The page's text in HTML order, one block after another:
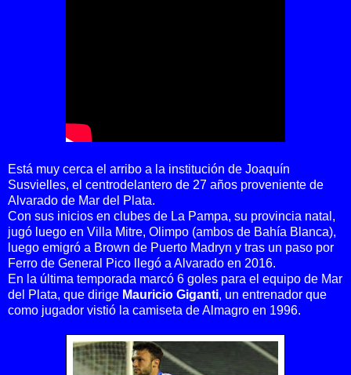
Está muy cerca el arribo a la institución de Joaquín
Susvielles, el centrodelantero de 27 años proveniente de
Alvarado de Mar del Plata.
Con sus inicios en clubes de La Pampa, su provincia natal,
jugó luego en Villa Mitre, Olimpo (ambos de Bahía Blanca),
luego emigró a Brown de Puerto Madryn y tras un paso por
Ferro de General Pico llegó a Alvarado en 2016.
En la última temporada marcó 6 goles para el equipo de Mar
del Plata, que dirige Mauricio Giganti, un entrenador que
como jugador vistió la camiseta de Almagro en 1996.